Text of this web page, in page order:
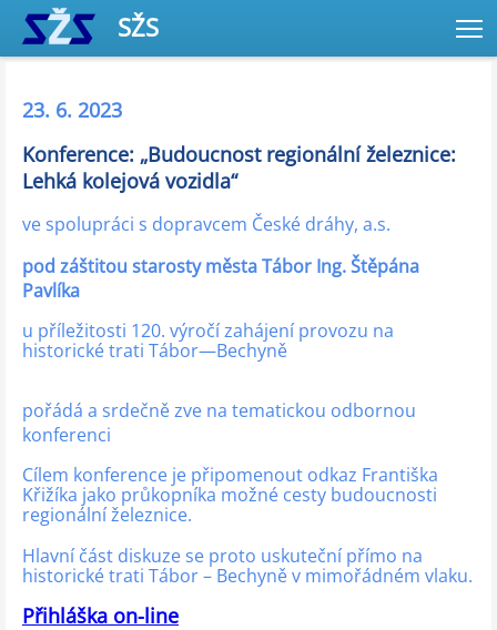
SŽS
23. 6. 2023
Konference: „Budoucnost regionální železnice:
Lehká kolejová vozidla“
ve spolupráci s dopravcem České dráhy, a.s.
pod záštitou starosty města Tábor Ing. Štěpána
Pavlíka
u příležitosti 120. výročí zahájení provozu na
historické trati Tábor—Bechyně
pořádá a srdečně zve na tematickou odbornou
konferenci
Cílem konference je připomenout odkaz Františka
Křižíka jako průkopníka možné cesty budoucnosti
regionální železnice.
Hlavní část diskuze se proto uskuteční přímo na
historické trati Tábor – Bechyně v mimořádném vlaku.
Přihláška on-line